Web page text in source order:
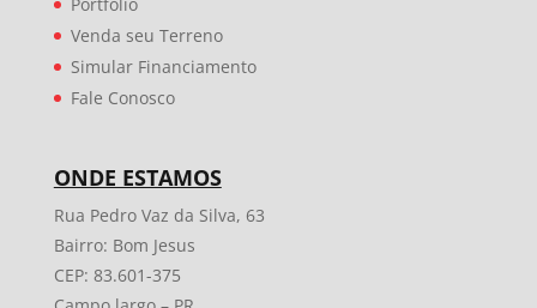
Venda seu Terreno
Simular Financiamento
Fale Conosco
ONDE ESTAMOS
Rua Pedro Vaz da Silva, 63
Bairro: Bom Jesus
CEP: 83.601-375